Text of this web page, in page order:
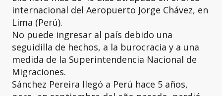
internacional del Aeropuerto Jorge Chávez, en
Lima (Perú).
No puede ingresar al país debido una
seguidilla de hechos, a la burocracia y a una
medida de la Superintendencia Nacional de
Migraciones.
Sánchez Pereira llegó a Perú hace 5 años,